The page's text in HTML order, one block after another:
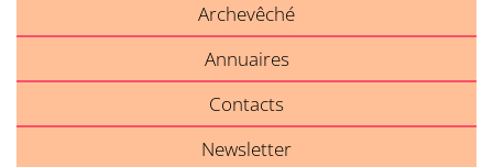
Archevêché
Annuaires
Contacts
Newsletter